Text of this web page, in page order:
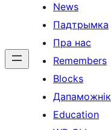
News
Падтрымка
Пра нас
Remembers
Blocks
Дапаможнік
Education